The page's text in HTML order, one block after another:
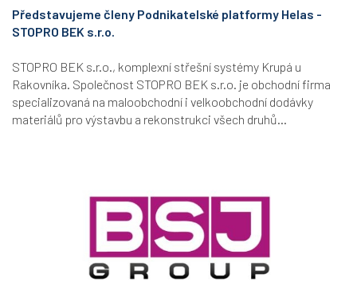
Představujeme členy Podnikatelské platformy Helas -
STOPRO BEK s.r.o.
STOPRO BEK s.r.o., komplexní střešní systémy Krupá u
Rakovníka. Společnost STOPRO BEK s.r.o. je obchodní firma
specializovaná na maloobchodní i velkoobchodní dodávky
materiálů pro výstavbu a rekonstrukci všech druhů...